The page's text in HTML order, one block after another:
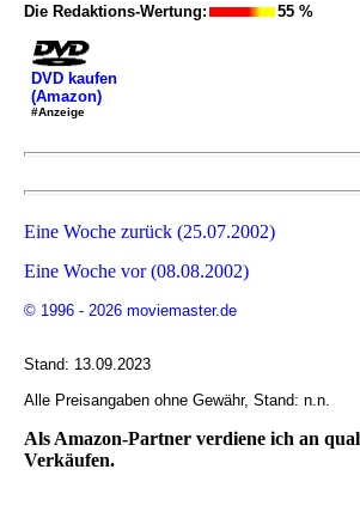
Die Redaktions-Wertung: 55 %
DVD kaufen
(Amazon)
#Anzeige
Eine Woche zurück (25.07.2002)
Eine Woche vor (08.08.2002)
© 1996 - 2026 moviemaster.de
Stand: 13.09.2023
Alle Preisangaben ohne Gewähr, Stand: n.n.
Als Amazon-Partner verdiene ich an
Verkäufen.